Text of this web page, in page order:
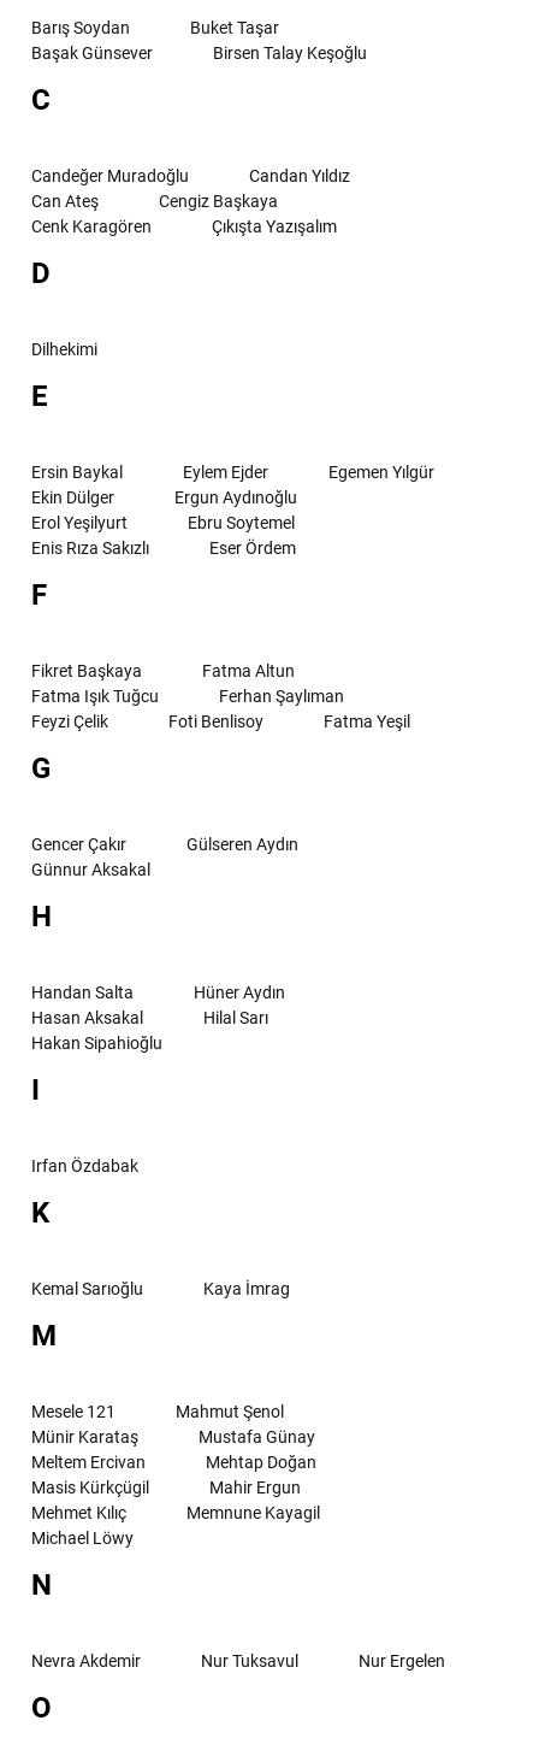
Barış Soydan
Buket Taşar
Başak Günsever
Birsen Talay Keşoğlu
C
Candeğer Muradoğlu
Candan Yıldız
Can Ateş
Cengiz Başkaya
Cenk Karagören
Çıkışta Yazışalım
D
Dilhekimi
E
Ersin Baykal Eylem Ejder
Egemen Yılgür
Ekin Dülger
Ergun Aydınoğlu
Erol Yeşilyurt
Ebru Soytemel
Enis Rıza Sakızlı
Eser Ördem
F
Fikret Başkaya
Fatma Altun
Fatma Işık Tuğcu
Ferhan Şaylıman
Feyzi Çelik
Foti Benlisoy Fatma Yeşil
G
Gencer Çakır
Gülseren Aydın
Günnur Aksakal
H
Handan Salta
Hüner Aydın
Hasan Aksakal
Hilal Sarı
Hakan Sipahioğlu
I
Irfan Özdabak
K
Kemal Sarıoğlu Kaya İmrag
M
Mesele 121
Mahmut Şenol
Münir Karataş
Mustafa Günay
Meltem Ercivan
Mehtap Doğan
Masis Kürkçügil
Mahir Ergun
Mehmet Kılıç
Memnune Kayagil
Michael Löwy
N
Nevra Akdemir Nur Tuksavul Nur Ergelen
O